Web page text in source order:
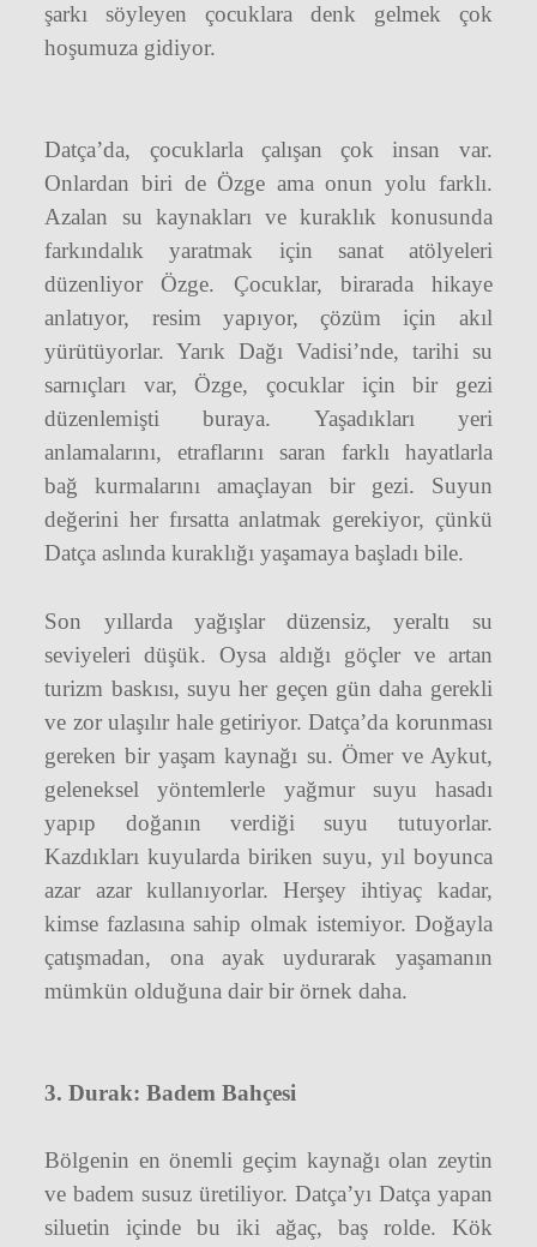
şarkı söyleyen çocuklara denk gelmek çok
hoşumuza gidiyor.
Datça’da, çocuklarla çalışan çok insan var.
Onlardan biri de Özge ama onun yolu farklı.
Azalan su kaynakları ve kuraklık konusunda
farkındalık yaratmak için sanat atölyeleri
düzenliyor Özge. Çocuklar, birarada hikaye
anlatıyor, resim yapıyor, çözüm için akıl
yürütüyorlar. Yarık Dağı Vadisi’nde, tarihi su
sarnıçları var, Özge, çocuklar için bir gezi
düzenlemişti buraya. Yaşadıkları yeri
anlamalarını, etraflarını saran farklı hayatlarla
bağ kurmalarını amaçlayan bir gezi. Suyun
değerini her fırsatta anlatmak gerekiyor, çünkü
Datça aslında kuraklığı yaşamaya başladı bile.
Son yıllarda yağışlar düzensiz, yeraltı su
seviyeleri düşük. Oysa aldığı göçler ve artan
turizm baskısı, suyu her geçen gün daha gerekli
ve zor ulaşılır hale getiriyor. Datça’da korunması
gereken bir yaşam kaynağı su. Ömer ve Aykut,
geleneksel yöntemlerle yağmur suyu hasadı
yapıp doğanın verdiği suyu tutuyorlar.
Kazdıkları kuyularda biriken suyu, yıl boyunca
azar azar kullanıyorlar. Herşey ihtiyaç kadar,
kimse fazlasına sahip olmak istemiyor. Doğayla
çatışmadan, ona ayak uydurarak yaşamanın
mümkün olduğuna dair bir örnek daha.
3. Durak: Badem Bahçesi
Bölgenin en önemli geçim kaynağı olan zeytin
ve badem susuz üretiliyor. Datça’yı Datça yapan
siluetin içinde bu iki ağaç, baş rolde. Kök